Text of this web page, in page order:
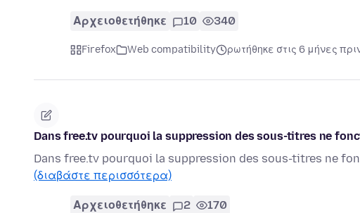
Αρχειοθετήθηκε 10 340
Firefox Web compatibility ρωτήθηκε στις 6 μήνες
Dans free.tv pourquoi la suppression des sous-titres ne
Dans free.tv pourquoi la suppression des sous-titres ne
(διαβάστε περισσότερα)
Αρχειοθετήθηκε 2 170